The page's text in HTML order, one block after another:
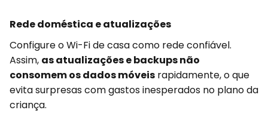
Rede doméstica e atualizações
Configure o Wi-Fi de casa como rede confiável.
Assim, as atualizações e backups não
consomem os dados móveis rapidamente, o que
evita surpresas com gastos inesperados no plano da
criança.